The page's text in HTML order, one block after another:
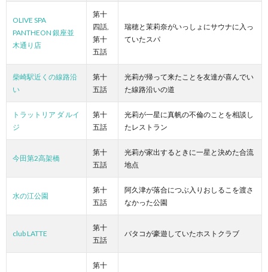
OLIVE SPA
PANTHEON 銀座並
木通り店
第十
四話,
第十
五話
瑞穂と茉莉奈がいっしょにサウナに入っ
ていたスパ
柴崎駅近くの線路沿
い
第十
五話
光莉が帰って来たことを友達が喜んでい
た線路沿いの道
トラットリア ダ ルイ
ジ
第十
五話
光莉が一星に真帆の不倫のことを相談し
たレストラン
今田第2高架橋
第十
五話
光莉が家出するときに一星と決めた合流
地点
水の江公園
第十
五話
阿久津が落合につぶ入りおしるこを渡さ
なかった公園
club LATTE
第十
五話
バタコが豪遊していたホストクラブ
第十